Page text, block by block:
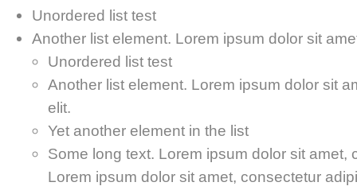
Unordered list test
Another list element. Lorem ipsum dolor sit
Unordered list test
Another list element. Lorem ipsum dolor sit
elit.
Yet another element in the list
Some long text. Lorem ipsum dolor sit amet,
Lorem ipsum dolor sit amet, consectetur